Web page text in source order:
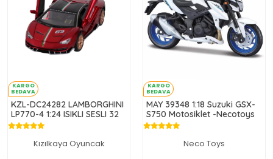
KARGO
BEDAVA
KZL-DC24282 LAMBORGHINI
LP770-4 1:24 ISIKLI SESLI 32
Kızılkaya Oyuncak
1,900.99 TL
KARGO
BEDAVA
MAY 39348 1:18 Suzuki GSX-
S750 Motosiklet -Necotoys
Neco Toys
1,106.99 TL